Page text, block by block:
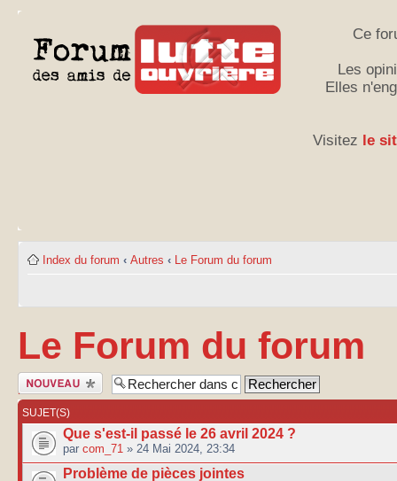
Ce
Les
Elles
Visitez le
Index du forum ‹ Autres ‹ Le Forum du forum
Le Forum du forum
Publier un
nouveau sujet
SUJET(S)
Que s'est-il passé le 26 avril 2024 ?
par com_71 » 24 Mai 2024, 23:34
Problème de pièces jointes